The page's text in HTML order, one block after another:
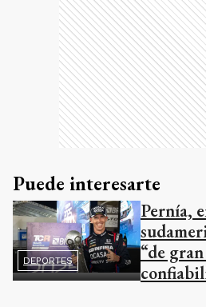
Puede interesarte
DEPORTES
Pernía,
“de